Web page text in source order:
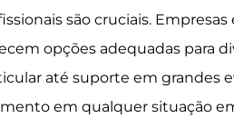
são cruciais. Empresas
opções adequadas para
até suporte em grandes
em qualquer situação